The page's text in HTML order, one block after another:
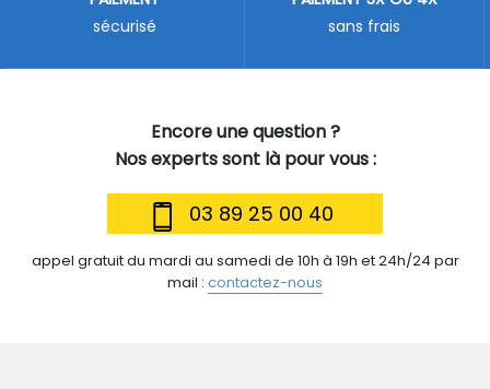
Encore une question ?
Nos experts sont là pour vous :
03 89 25 00 40
appel gratuit du mardi au samedi de 10h à 19h et 24h/24 par
mail : contactez-nous
sécurisé
sans frais